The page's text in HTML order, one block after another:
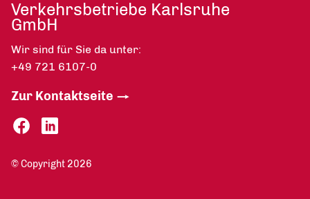
Verkehrsbetriebe Karlsruhe
GmbH
Wir sind für Sie da unter:
+49 721 6107-0
Zur Kontaktseite
© Copyright 2026